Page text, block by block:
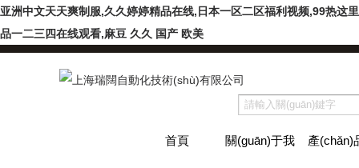
亚洲中文天天爽制服,久久婷婷精品在线,日本一区二区福利视频,99热
品一二三四在线观看,麻豆 久久 国产 欧美
首頁 關(guān)于我 產(chǎn)